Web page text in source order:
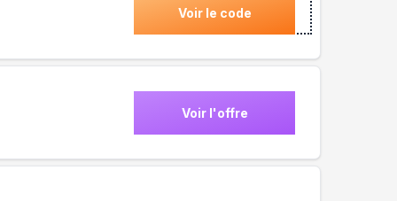
Voir le code
Voir l'offre